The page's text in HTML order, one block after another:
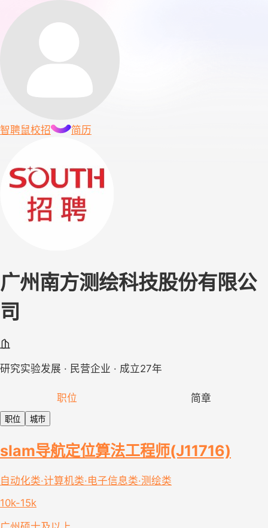
智聘鼠校招 简历
广州南方测绘科技股份有限公
司
研究实验发展 · 民营企业 · 成立27年
职位 简章
职位 城市
slam导航定位算法工程师(J11716)
自动化类·计算机类·电子信息类·测绘类
10k-15k